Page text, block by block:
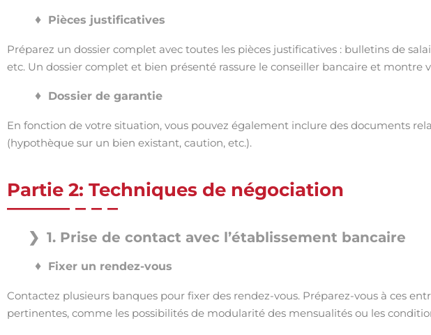
Pièces justificatives
Préparez un dossier complet avec toutes les pièces justificatives : bulletins de
etc. Un dossier complet et bien présenté rassure le conseiller bancaire et montre
Dossier de garantie
En fonction de votre situation, vous pouvez également inclure des documents
(hypothèque sur un bien existant, caution, etc.).
Partie 2: Techniques de négociation
1. Prise de contact avec l’établissement bancaire
Fixer un rendez-vous
Contactez plusieurs banques pour fixer des rendez-vous. Préparez-vous à ces
pertinentes, comme les possibilités de modularité des mensualités ou les